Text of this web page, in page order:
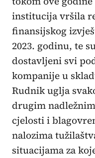
institucija vršila
finansijskog
2023. godinu, te
dostavljeni svi
kompanije u
Rudnik uglja
drugim
cjelosti i
nalozima
situacijama za